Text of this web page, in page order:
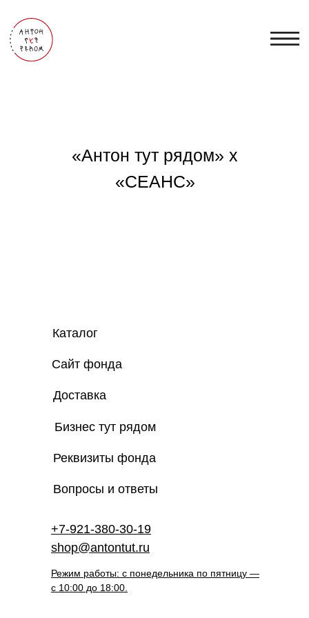
«Антон тут рядом» x
«СЕАНС»
+7-921-380-30-19
shop@antontut.ru
Режим работы: с понедельника по пятницу —
с 10:00 до 18:00.
Вопросы и ответы
Реквизиты фонда
Бизнес тут рядом
Доставка
Сайт фонда
Каталог